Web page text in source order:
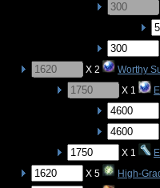
X 2
Worthy
X 1
X 1
X 5
High-